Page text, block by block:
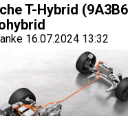
T-Hybrid
16.07.2024 13:32